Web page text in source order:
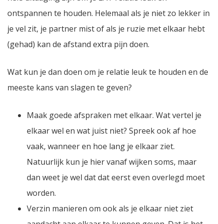
ontspannen te houden. Helemaal als je niet zo lekker in
je vel zit, je partner mist of als je ruzie met elkaar hebt
(gehad) kan de afstand extra pijn doen.
Wat kun je dan doen om je relatie leuk te houden en de
meeste kans van slagen te geven?
Maak goede afspraken met elkaar. Wat vertel je
elkaar wel en wat juist niet? Spreek ook af hoe
vaak, wanneer en hoe lang je elkaar ziet.
Natuurlijk kun je hier vanaf wijken soms, maar
dan weet je wel dat dat eerst even overlegd moet
worden.
Verzin manieren om ook als je elkaar niet ziet